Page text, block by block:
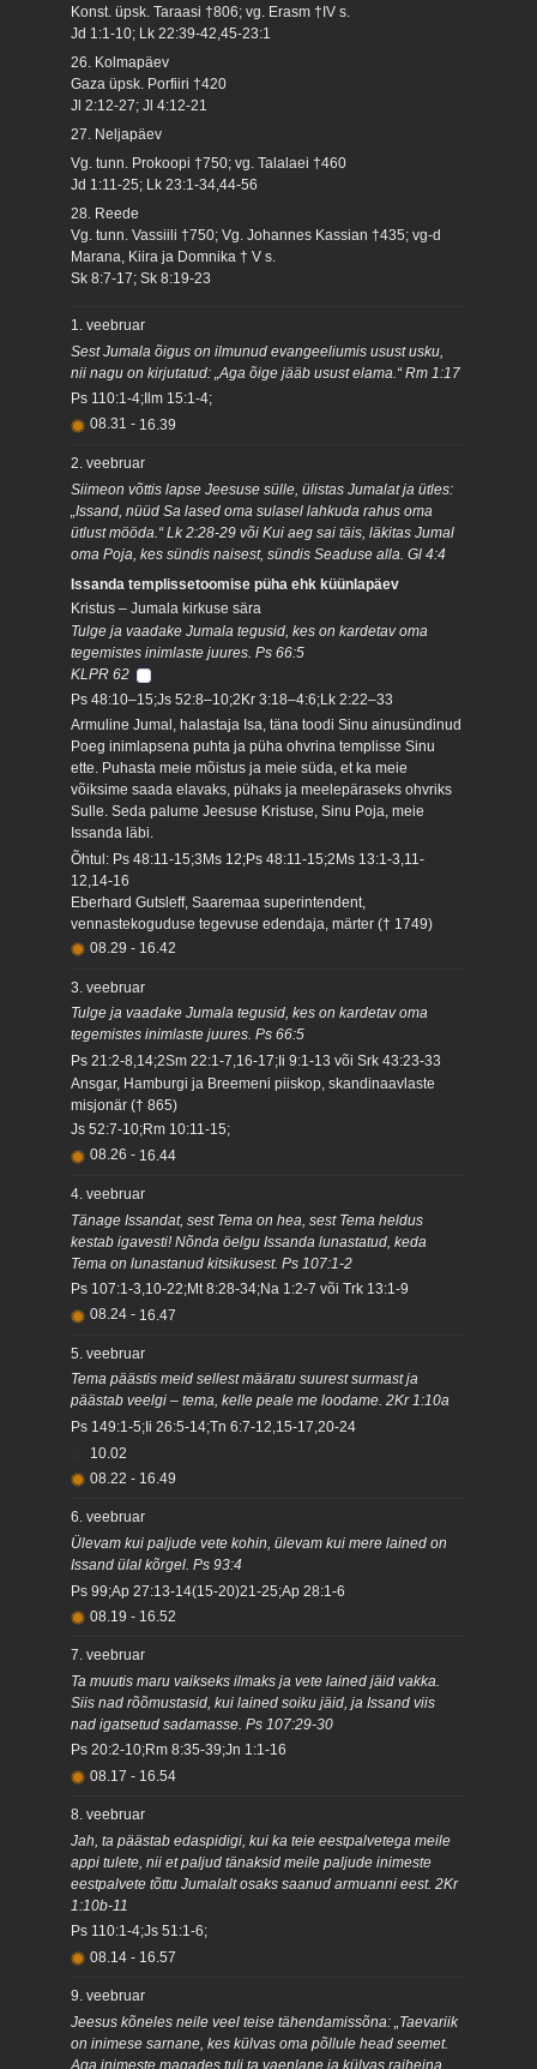
Konst. üpsk. Taraasi †806; vg. Erasm †IV s.
Jd 1:1-10; Lk 22:39-42,45-23:1
26. Kolmapäev
Gaza üpsk. Porfiiri †420
Jl 2:12-27; Jl 4:12-21
27. Neljapäev
Vg. tunn. Prokoopi †750; vg. Talalaei †460
Jd 1:11-25; Lk 23:1-34,44-56
28. Reede
Vg. tunn. Vassiili †750; Vg. Johannes Kassian †435; vg-d
Marana, Kiira ja Domnika † V s.
Sk 8:7-17; Sk 8:19-23
1. veebruar
Sest Jumala õigus on ilmunud evangeeliumis usust usku,
nii nagu on kirjutatud: „Aga õige jääb usust elama.“ Rm 1:17
Ps 110:1-4;Ilm 15:1-4;
08.31 - 16.39
2. veebruar
Siimeon võttis lapse Jeesuse sülle, ülistas Jumalat ja ütles:
„Issand, nüüd Sa lased oma sulasel lahkuda rahus oma
ütlust mööda.“ Lk 2:28-29 või Kui aeg sai täis, läkitas Jumal
oma Poja, kes sündis naisest, sündis Seaduse alla. Gl 4:4
Issanda templissetoomise püha ehk küünlapäev
Kristus – Jumala kirkuse sära
Tulge ja vaadake Jumala tegusid, kes on kardetav oma
tegemistes inimlaste juures. Ps 66:5
KLPR 62
Ps 48:10–15;Js 52:8–10;2Kr 3:18–4:6;Lk 2:22–33
Armuline Jumal, halastaja Isa, täna toodi Sinu ainusündinud
Poeg inimlapsena puhta ja püha ohvrina templisse Sinu
ette. Puhasta meie mõistus ja meie süda, et ka meie
võiksime saada elavaks, pühaks ja meelepäraseks ohvriks
Sulle. Seda palume Jeesuse Kristuse, Sinu Poja, meie
Issanda läbi.
Õhtul: Ps 48:11-15;3Ms 12;Ps 48:11-15;2Ms 13:1-3,11-
12,14-16
Eberhard Gutsleff, Saaremaa superintendent,
vennastekoguduse tegevuse edendaja, märter († 1749)
08.29 - 16.42
3. veebruar
Tulge ja vaadake Jumala tegusid, kes on kardetav oma
tegemistes inimlaste juures. Ps 66:5
Ps 21:2-8,14;2Sm 22:1-7,16-17;Ii 9:1-13 või Srk 43:23-33
Ansgar, Hamburgi ja Breemeni piiskop, skandinaavlaste
misjonär († 865)
Js 52:7-10;Rm 10:11-15;
08.26 - 16.44
4. veebruar
Tänage Issandat, sest Tema on hea, sest Tema heldus
kestab igavesti! Nõnda öelgu Issanda lunastatud, keda
Tema on lunastanud kitsikusest. Ps 107:1-2
Ps 107:1-3,10-22;Mt 8:28-34;Na 1:2-7 või Trk 13:1-9
08.24 - 16.47
5. veebruar
Tema päästis meid sellest määratu suurest surmast ja
päästab veelgi – tema, kelle peale me loodame. 2Kr 1:10a
Ps 149:1-5;Ii 26:5-14;Tn 6:7-12,15-17,20-24
10.02
08.22 - 16.49
6. veebruar
Ülevam kui paljude vete kohin, ülevam kui mere lained on
Issand ülal kõrgel. Ps 93:4
Ps 99;Ap 27:13-14(15-20)21-25;Ap 28:1-6
08.19 - 16.52
7. veebruar
Ta muutis maru vaikseks ilmaks ja vete lained jäid vakka.
Siis nad rõõmustasid, kui lained soiku jäid, ja Issand viis
nad igatsetud sadamasse. Ps 107:29-30
Ps 20:2-10;Rm 8:35-39;Jn 1:1-16
08.17 - 16.54
8. veebruar
Jah, ta päästab edaspidigi, kui ka teie eestpalvetega meile
appi tulete, nii et paljud tänaksid meile paljude inimeste
eestpalvete tõttu Jumalalt osaks saanud armuanni eest. 2Kr
1:10b-11
Ps 110:1-4;Js 51:1-6;
08.14 - 16.57
9. veebruar
Jeesus kõneles neile veel teise tähendamissõna: „Taevariik
on inimese sarnane, kes külvas oma põllule head seemet.
Aga inimeste magades tuli ta vaenlane ja külvas raiheina